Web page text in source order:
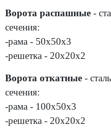
Ворота распашные -
сечения:
-рама - 50х50х3
-решетка - 20х20х2
Ворота откатные -
сечения:
-рама - 100х50х3
-решетка - 20х20х2